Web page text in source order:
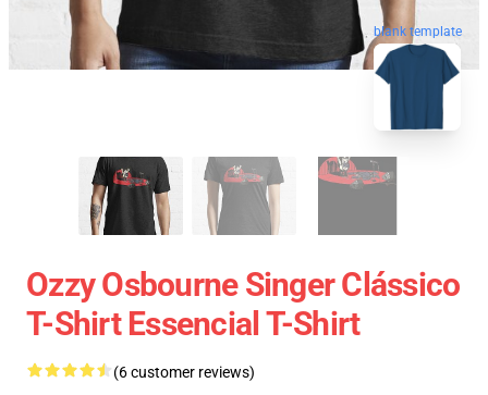
blank template
Ozzy Osbourne Singer Clássico
T-Shirt Essencial T-Shirt
(6 customer reviews)